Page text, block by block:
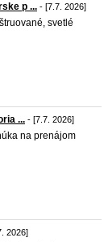
p ... - [7.7. 2026]
svetlé
... - [7.7. 2026]
na prenájom
2026]